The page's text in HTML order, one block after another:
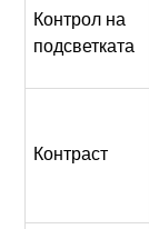
Контрол на
подсветката
Контраст